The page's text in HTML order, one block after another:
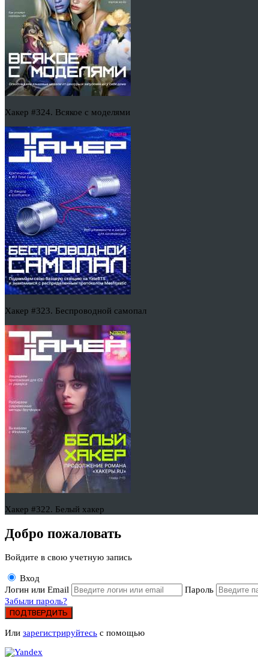
Хакер #324. Всякое с моделями
Хакер #323. Беспроводной самопал
Хакер #322. Белый хакер
Добро пожаловать
Войдите в свою учетную запись
Вход
Логин или Email
Пароль
Забыли пароль?
ПОДТВЕРДИТЬ
Или зарегистрируйтесь с помощью